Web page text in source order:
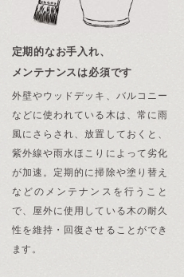
定期的なお手入れ、
メンテナンスは必須です
外壁やウッドデッキ、バルコニー
などに使われている木は、常に雨
風にさらされ、放置しておくと、
紫外線や雨水ほこりによって劣化
が加速。定期的に掃除や塗り替え
などのメンテナンスを行うこと
で、屋外に使用している木の耐久
性を維持・回復させることができ
ます。